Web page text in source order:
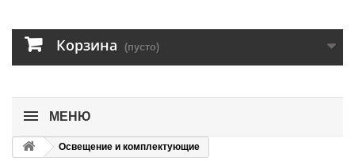
Корзина (пусто)
МЕНЮ
Освещение и комплектующие